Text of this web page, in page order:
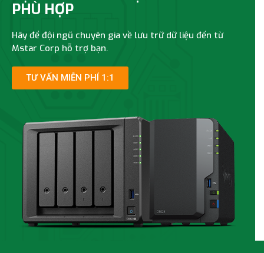
PHÙ HỢP
Hãy để đội ngũ chuyên gia về lưu trữ dữ liệu đến từ
Mstar Corp hỗ trợ bạn.
TƯ VẤN MIỄN PHÍ 1:1